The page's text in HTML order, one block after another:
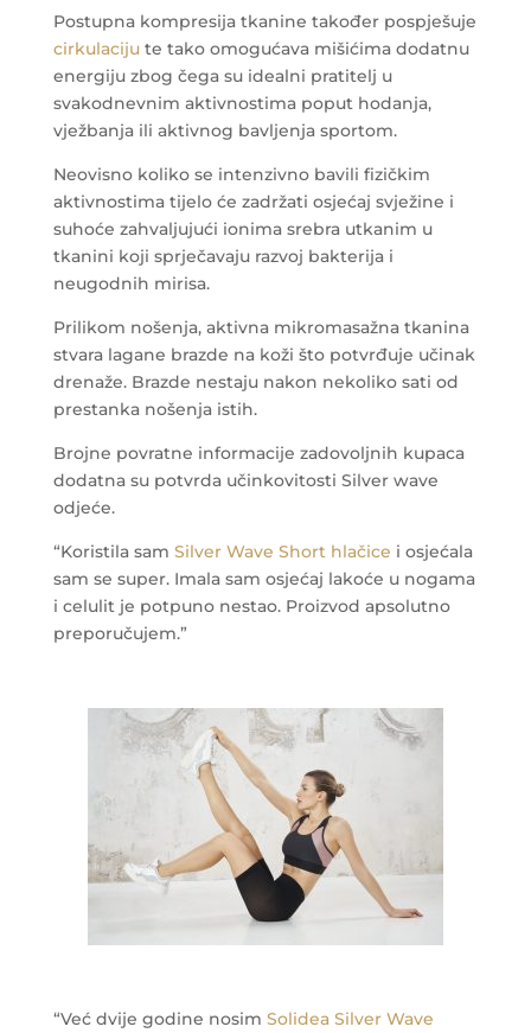
Postupna kompresija tkanine također pospješuje
cirkulacijute tako omogućava mišićima dodatnu
energiju zbog čega su idealni pratitelj u
svakodnevnim aktivnostima poput hodanja,
vježbanja ili aktivnog bavljenja sportom.
Neovisno koliko se intenzivno bavili fizičkim
aktivnostima tijelo će zadržati osjećaj svježine i
suhoće zahvaljujući ionima srebra utkanim u
tkanini koji sprječavaju razvoj bakterija i
neugodnih mirisa.
Prilikom nošenja, aktivna mikromasažna tkanina
stvara lagane brazde na koži što potvrđuje učinak
drenaže. Brazde nestaju nakon nekoliko sati od
prestanka nošenja istih.
Brojne povratne informacije zadovoljnih kupaca
dodatna su potvrda učinkovitosti Silver wave
odjeće.
“Koristila sam Silver Wave Short hlačice i osjećala
sam se super. Imala sam osjećaj lakoće u nogama
i celulit je potpuno nestao. Proizvod apsolutno
preporučujem.”
“Već dvije godine nosim Solidea Silver Wave